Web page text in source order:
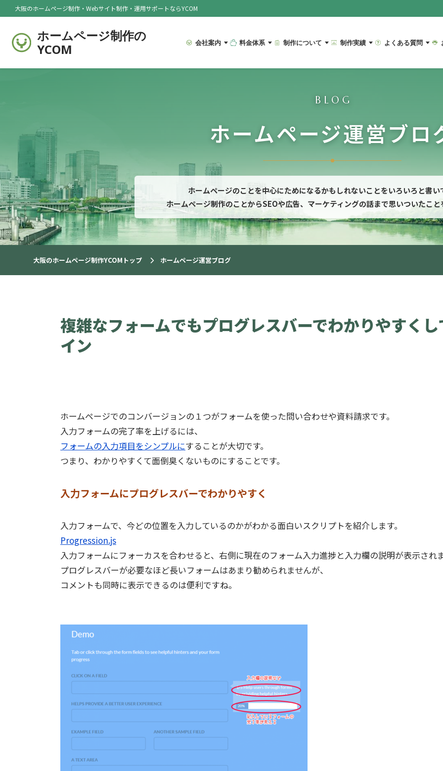
大阪のホームページ制作・Webサイト制作・運用サポートならYCOM
ホームページ制作の
YCOM
会社案内 料金体系 制作について 制作実績 よくある質問
ホームページ運営ブロ
BLOG
ホームページのことを中心にためになるかもしれないことをいろいろと書い
ホームページ制作のことからSEOや広告、マーケティングの話まで思いついたこと
大阪のホームページ制作YCOMトップ ホームページ運営ブログ
複雑なフォームでもプログレスバーでわかりやすく
イン
ホームページでのコンバージョンの１つがフォームを使った問い合わせや資料請求です。
入力フォームの完了率を上げるには、
フォームの入力項目をシンプルにすることが大切です。
つまり、わかりやすくて面倒臭くないものにすることです。
入力フォームにプログレスバーでわかりやすく
入力フォームで、今どの位置を入力しているのかがわかる面白いスクリプトを紹介します。
Progression.js
入力フォームにフォーカスを合わせると、右側に現在のフォーム入力進捗と入力欄の説明が表示され
プログレスバーが必要なほど長いフォームはあまり勧められませんが、
コメントも同時に表示できるのは便利ですね。